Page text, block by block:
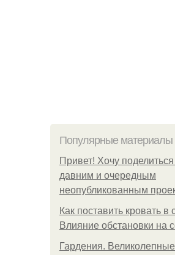
Популярные материалы
Привет! Хочу
давним и очередным
неопубликованным
Как поставить кровать в
Влияние обстановки на
Гардения. Великолепные